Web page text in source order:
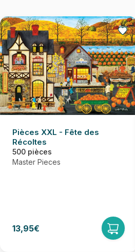
Pièces XXL - Fête des
Récoltes
500 pièces
Master Pieces
13,95€